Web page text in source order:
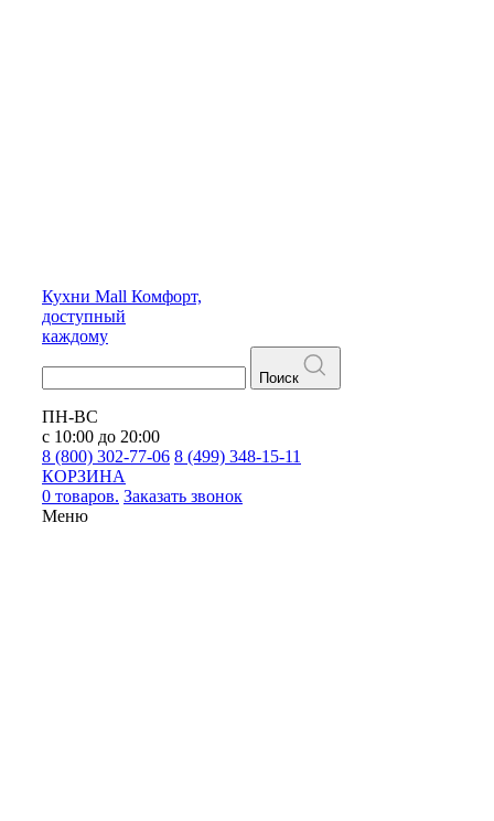
Кухни Mall Комфорт,
доступный
каждому
Поиск
ПН-ВС
с 10:00 до 20:00
8 (800) 302-77-06 8 (499) 348-15-11
КОРЗИНА
0 товаров. Заказать звонок
Меню